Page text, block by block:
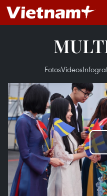
FotosVideos